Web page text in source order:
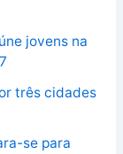
jovens na
três cidades
se para